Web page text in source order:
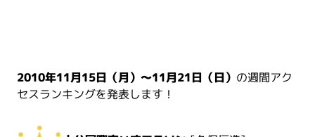
2010年11月15日（月）～11月21日（日） の週間アク
セスランキングを発表します！